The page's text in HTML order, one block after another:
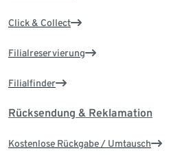
Click & Collect
Filialreservierung
Filialfinder
Rücksendung & Reklamation
Kostenlose Rückgabe / Umtausch